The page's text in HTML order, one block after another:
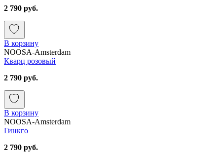
2 790 руб.
В корзину
NOOSA-Amsterdam
Кварц розовый
2 790 руб.
В корзину
NOOSA-Amsterdam
Гинкго
2 790 руб.